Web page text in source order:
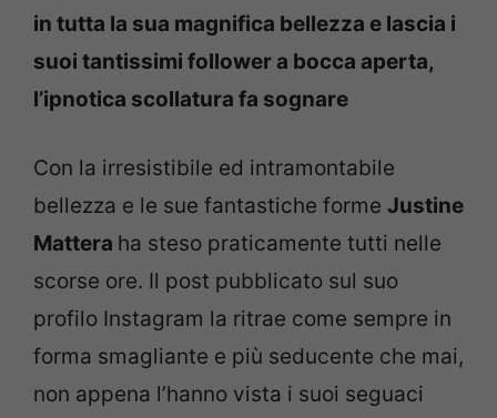
in tutta la sua magnifica bellezza e lascia i
suoi tantissimi follower a bocca aperta,
l’ipnotica scollatura fa sognare
Con la irresistibile ed intramontabile
bellezza e le sue fantastiche forme Justine
Mattera ha steso praticamente tutti nelle
scorse ore. Il post pubblicato sul suo
profilo Instagram la ritrae come sempre in
forma smagliante e più seducente che mai,
non appena l’hanno vista i suoi seguaci